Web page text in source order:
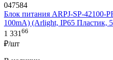
047584
Блок питания ARPJ-SP-42100-
100mA) (Arlight, IP65 Пластик,
1 331 66
₽/шт